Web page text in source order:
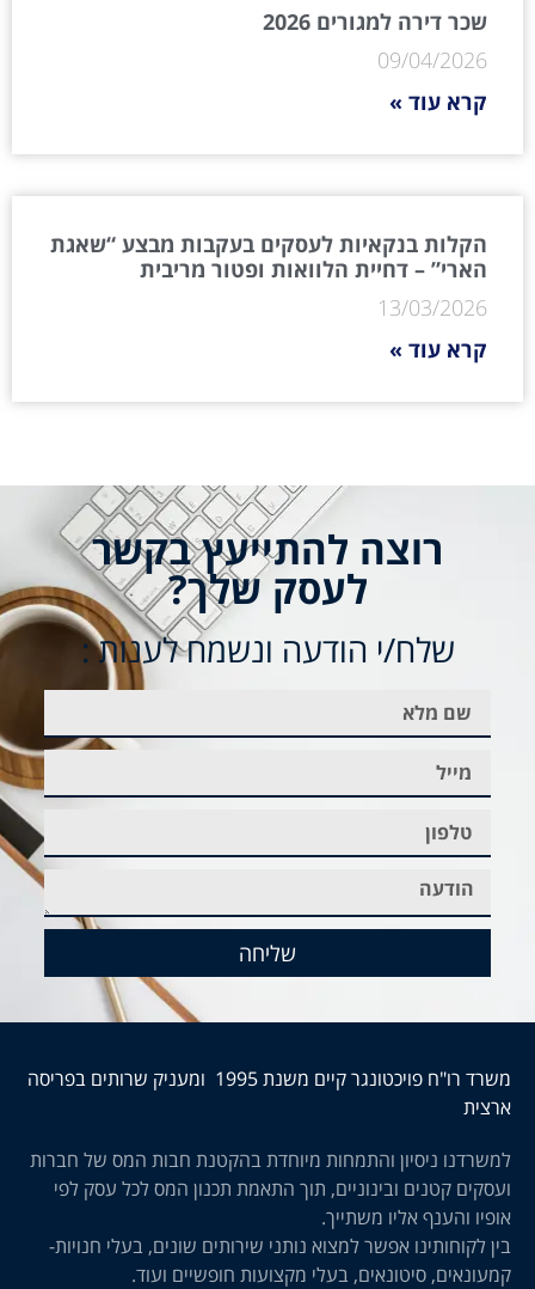
שכר דירה למגורים 2026
09/04/2026
קרא עוד »
הקלות בנקאיות לעסקים בעקבות מבצע “שאגת
הארי” – דחיית הלוואות ופטור מריבית
13/03/2026
קרא עוד »
רוצה להתייעץ בקשר
לעסק שלך?
שלח/י הודעה ונשמח לענות :
שליחה
משרד רו"ח פויכטונגר קיים משנת 1995 ומעניק שרותים בפריסה
ארצית
למשרדנו ניסיון והתמחות מיוחדת בהקטנת חבות המס של חברות
ועסקים קטנים ובינוניים, תוך התאמת תכנון המס לכל עסק לפי
אופיו והענף אליו משתייך.
בין לקוחותינו אפשר למצוא נותני שירותים שונים, בעלי חנויות-
קמעונאים, סיטונאים, בעלי מקצועות חופשיים ועוד.